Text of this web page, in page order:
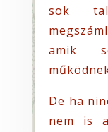
sok
amik
De ha
nem is